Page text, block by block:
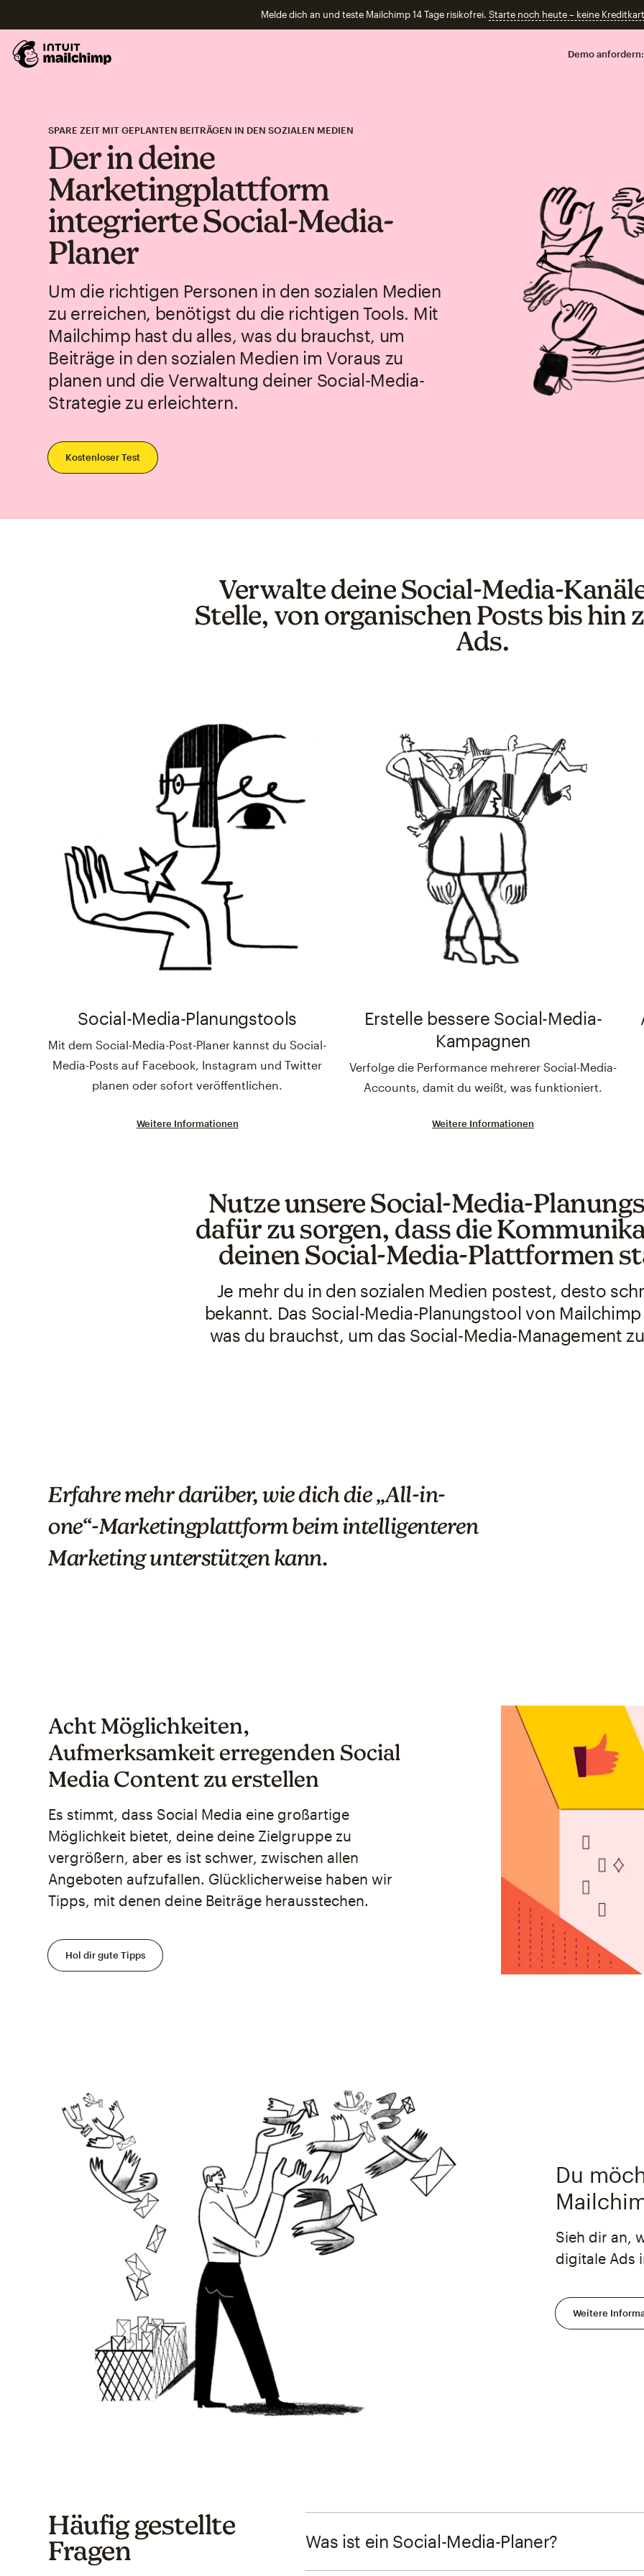
Melde dich an und teste Mailchimp 14 Tage risikofrei. Starte noch heute – keine
Demo anfordern:
SPARE ZEIT MIT GEPLANTEN BEITRÄGEN IN DEN SOZIALEN MEDIEN
Der in deine
Marketingplattform
integrierte Social-Media-
Planer
Um die richtigen Personen in den sozialen Medien
zu erreichen, benötigst du die richtigen Tools. Mit
Mailchimp hast du alles, was du brauchst, um
Beiträge in den sozialen Medien im Voraus zu
planen und die Verwaltung deiner Social-Media-
Strategie zu erleichtern.
Kostenloser Test
Verwalte deine Social-Media-
Stelle, von organischen Posts bis hin
Ads.
Social-Media-Planungstools
Mit dem Social-Media-Post-Planer kannst du Social-
Media-Posts auf Facebook, Instagram und Twitter
planen oder sofort veröffentlichen.
Weitere Informationen
Erstelle bessere Social-Media-
Kampagnen
Verfolge die Performance mehrerer Social-Media-
Accounts, damit du weißt, was funktioniert.
Weitere Informationen
Nutze unsere Social-Media-
dafür zu sorgen, dass die
deinen Social-Media-Plattformen
Je mehr du in den sozialen Medien postest, desto
bekannt. Das Social-Media-Planungstool von
was du brauchst, um das Social-Media-Management
Erfahre mehr darüber, wie dich die „All-in-
one“-Marketingplattform beim intelligenteren
Marketing unterstützen kann.
Acht Möglichkeiten,
Aufmerksamkeit erregenden Social
Media Content zu erstellen
Es stimmt, dass Social Media eine großartige
Möglichkeit bietet, deine deine Zielgruppe zu
vergrößern, aber es ist schwer, zwischen allen
Angeboten aufzufallen. Glücklicherweise haben wir
Tipps, mit denen deine Beiträge herausstechen.
Hol dir gute Tipps
Du
Sieh dir an,
digitale Ads
Weitere
Häufig gestellte
Fragen
Was ist ein Social-Media-Planer?